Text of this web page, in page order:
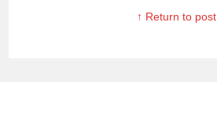
↑ Return to post